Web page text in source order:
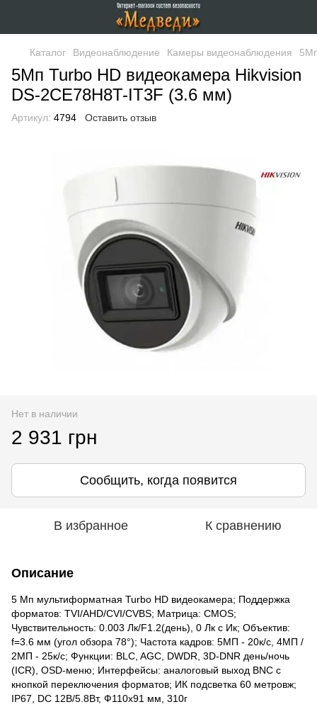
Каталог Видеонаблюдение Камеры видеонаблюдения
5Мп Turbo HD видеокамера Hikvision
DS-2CE78H8T-IT3F (3.6 мм)
Артикул: 4794 Оставить отзыв
Нет в наличии
2 931 грн
Сообщить, когда появится
В избранное К сравнению
Описание
5 Мп мультиформатная Turbo HD видеокамера; Поддержка
форматов: TVI/AHD/CVI/CVBS; Матрица: CMOS;
Чувствительность: 0.003 Лк/F1.2(день), 0 Лк c Ик; Объектив:
f=3.6 мм (угол обзора 78°); Частота кадров: 5МП - 20к/с, 4МП /
2МП - 25к/с; Функции: BLC, AGC, DWDR, 3D-DNR день/ночь
(ICR), OSD-меню; Интерфейсы: аналоговый выход BNC с
кнопкой переключения форматов; ИК подсветка 60 метровж;
IP67, DC 12В/5.8Вт, Ф110х91 мм, 310г